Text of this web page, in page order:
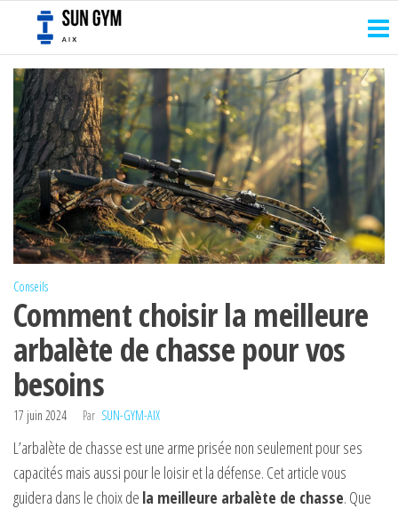
contenu
gym
aix
contrôle
de votre
corps
Conseils
Comment choisir la meilleure
arbalète de chasse pour vos
besoins
17 juin 2024 Par SUN-GYM-AIX
L’arbalète de chasse est une arme prisée non seulement pour ses
capacités mais aussi pour le loisir et la défense. Cet article vous
guidera dans le choix de la meilleure arbalète de chasse. Que